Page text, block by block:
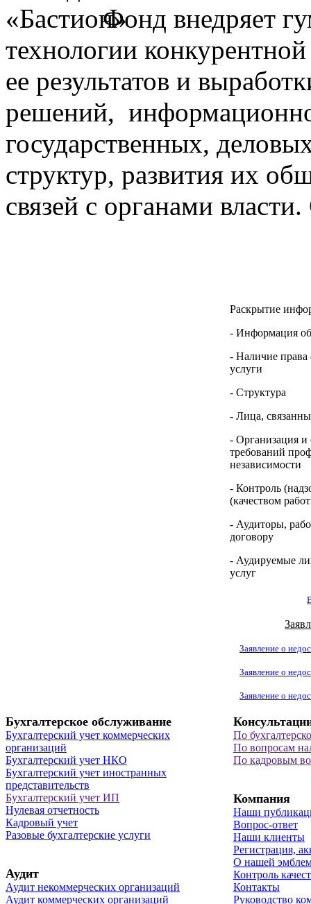
Фонд внедряет
технологии
ее результатов и
решений,
государственных,
структур, развития их
связей с органами
Раскрытие
- Информация
- Наличие права
услуги
- Структура
- Лица,
- Организация и
требований
независимости
- Контроль
(качеством
- Аудиторы,
договору
- Аудируемые
услуг
Заявление о
Заявление о
Заявление о
Бухгалтерское обслуживание
Бухгалтерский учет коммерческих
организаций
Бухгалтерский учет НКО
Бухгалтерский учет иностранных
представительств
Бухгалтерский учет ИП
Нулевая отчетность
Кадровый учет
Разовые бухгалтерские услуги
Аудит
Аудит некоммерческих организаций
Аудит коммерческих организаций
По
По вопросам
По кадровым
Компания
Наши
Вопрос-ответ
Наши клиенты
Регистрация,
О нашей
Контроль
Контакты
Руководство